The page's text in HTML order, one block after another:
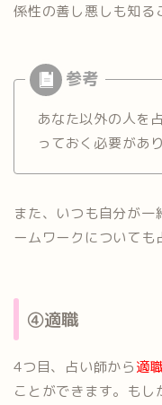
係性の善し悪しも知る
あなた以外の人を
っておく必要があ
また、いつも自分が一
ームワークについても
④適職
4つ目、占い師から適
ことができます。も